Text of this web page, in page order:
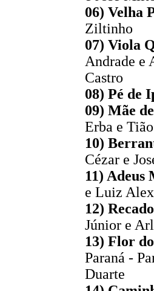
06) Velha
Ziltinho
07) Viola
Andrade e
Castro
08) Pé de
09) Mãe
Erba e
10)
Cézar e
11) Adeus
e Luiz Alex
12)
Júnior e
13) Flor
Paraná -
Duarte